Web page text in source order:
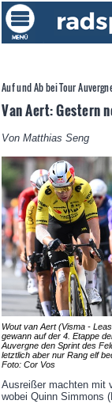
Auf und Ab bei Tour
Van Aert: Gestern
Von Matthias Seng
Wout van Aert (Visma -
gewann auf der 4. Etappe
Auvergne den Sprint des
letztlich aber nur Rang elf
Foto: Cor Vos
Ausreißer machten mit
wobei Quinn Simmons